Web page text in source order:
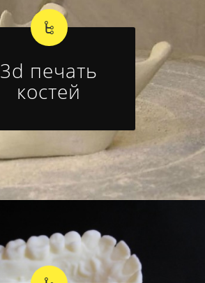
3d печать
костей